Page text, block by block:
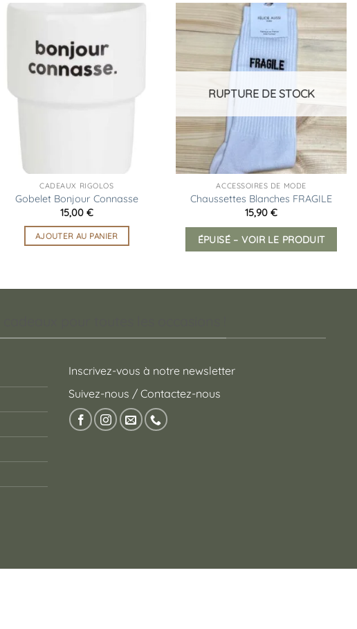
CADEAUX RIGOLOS
Gobelet Bonjour Connasse
15,00 €
AJOUTER AU PANIER
Ajouter
à la
d’envies
RUPTURE DE STOCK
ACCESSOIRES DE MODE
Chaussettes Blanches FRAGILE
15,90€
ÉPUISÉ – VOIR LE PRODUIT
Inscrivez-vous à notre newsletter
Suivez-nous / Contactez-nous